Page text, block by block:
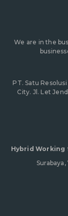
We are in the
PT. Satu
City. Jl. Let
Hybrid Working